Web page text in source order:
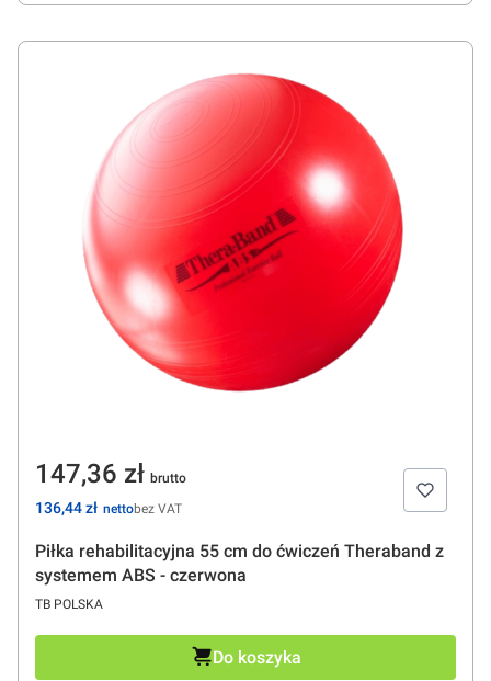
Piłka rehabilitacyjna 55 cm do ćwiczeń Theraband z
systemem ABS - czerwona
PRODUCENT
TB POLSKA
Cena
147,36 zł
Cena
136,44 zł bez VAT
Do koszyka